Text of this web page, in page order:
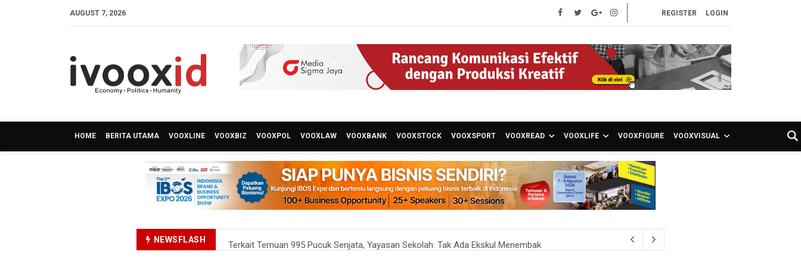
AUGUST 7, 2026 REGISTER LOGIN
HOME BERITA UTAMA VOOXLINE VOOXBIZ VOOXPOL VOOXLAW VOOXBANK VOOXSTOCK VOOXSPORT VOOXREAD VOOXLIFE VOOXFIGURE VOOXVISUAL
NEWSFLASH
Terkait Temuan 995 Pucuk Senjata, Yayasan Sekolah: Tak Ada Ekskul Menembak